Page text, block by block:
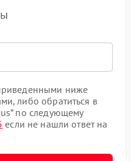
ниже
либо обратиться в
по следующему
если не нашли ответ на